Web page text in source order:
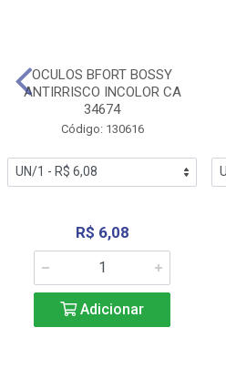
OCULOS BFORT BOSSY
ANTIRRISCO INCOLOR CA
34674
Código: 130616
R$ 6,08
Adicionar